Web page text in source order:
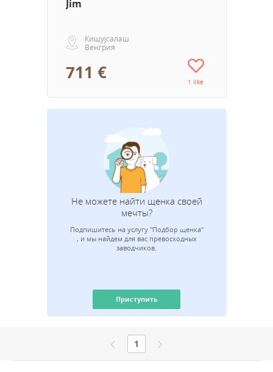
Jim
Кишујсалаш
Венгрия
711 € 1 like
Не можете найти щенка своей
мечты?
Подпишитесь на услугу "Подбор щенка"
, и мы найдем для вас превосходных
заводчиков.
Приступить
1